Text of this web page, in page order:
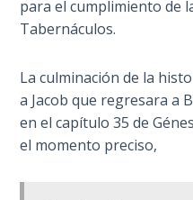
Sanctification
- Book 1
First
Corinthians
The Epistle
of
Sanctification
para el cumplimiento de
Tabernáculos.
La culminación de la
a Jacob que regresara a
en el capítulo 35 de
el momento preciso,